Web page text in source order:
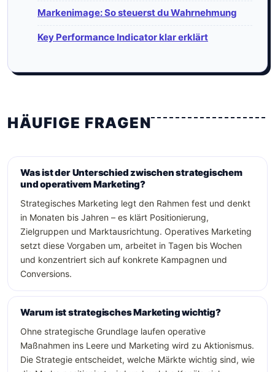
Markenimage: So steuerst du Wahrnehmung
Key Performance Indicator klar erklärt
HÄUFIGE FRAGEN
Was ist der Unterschied zwischen strategischem
und operativem Marketing?
Strategisches Marketing legt den Rahmen fest und denkt
in Monaten bis Jahren – es klärt Positionierung,
Zielgruppen und Marktausrichtung. Operatives Marketing
setzt diese Vorgaben um, arbeitet in Tagen bis Wochen
und konzentriert sich auf konkrete Kampagnen und
Conversions.
Warum ist strategisches Marketing wichtig?
Ohne strategische Grundlage laufen operative
Maßnahmen ins Leere und Marketing wird zu Aktionismus.
Die Strategie entscheidet, welche Märkte wichtig sind, wie